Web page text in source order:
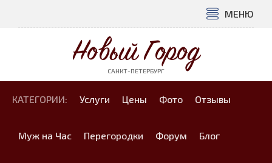
МЕНЮ
Новый Город
САНКТ-ПЕТЕРБУРГ
КАТЕГОРИИ: Услуги Цены Фото Отзывы
Муж на Час Перегородки Форум Блог